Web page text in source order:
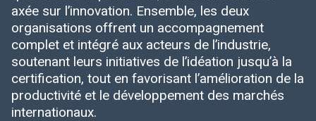
Écosystème
Publications et événements
axée sur l’innovation. Ensemble, les deux
organisations offrent un accompagnement
complet et intégré aux acteurs de l’industrie,
soutenant leurs initiatives de l’idéation jusqu’à la
certification, tout en favorisant l’amélioration de la
productivité et le développement des marchés
internationaux.